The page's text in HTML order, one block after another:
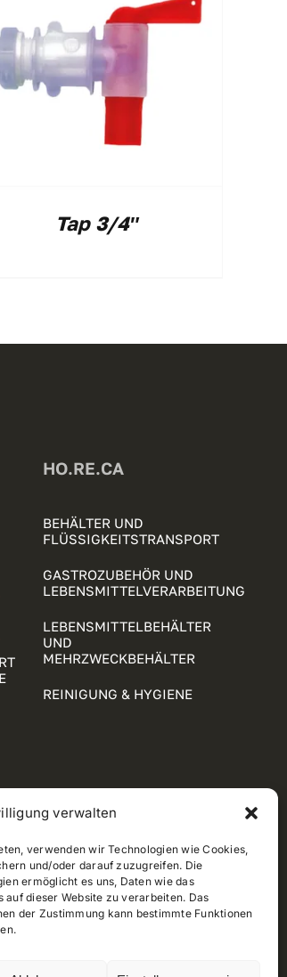
verwalten
verwenden wir Technologien wie Cookies,
und/oder darauf zuzugreifen. Die
ermöglicht es uns, Daten wie das
dieser Website zu verarbeiten. Das
der Zustimmung kann bestimmte Funktionen
Tap 3/4″
HO.RE.CA
BEHÄLTER UND
FLÜSSIGKEITSTRANSPORT
GASTROZUBEHÖR UND
LEBENSMITTELVERARBEITUNG
LEBENSMITTELBEHÄLTER
UND
MEHRZWECKBEHÄLTER
REINIGUNG & HYGIENE